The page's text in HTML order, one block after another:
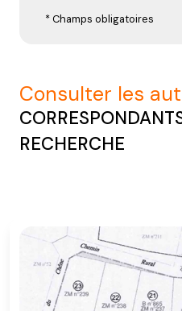
* Champs obligatoires
consulter les
RECHERCHE